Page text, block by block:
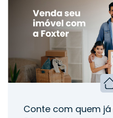
Conte com quem